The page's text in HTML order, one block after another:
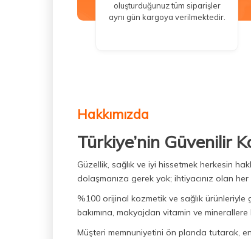
oluşturduğunuz tüm siparişler
aynı gün kargoya verilmektedir.
Hakkımızda
Türkiye’nin Güvenilir
Güzellik, sağlık ve iyi hissetmek herkesin
dolaşmanıza gerek yok; ihtiyacınız olan
%100 orijinal kozmetik ve sağlık
bakımına, makyajdan vitamin ve
Müşteri memnuniyetini ön planda tutarak,